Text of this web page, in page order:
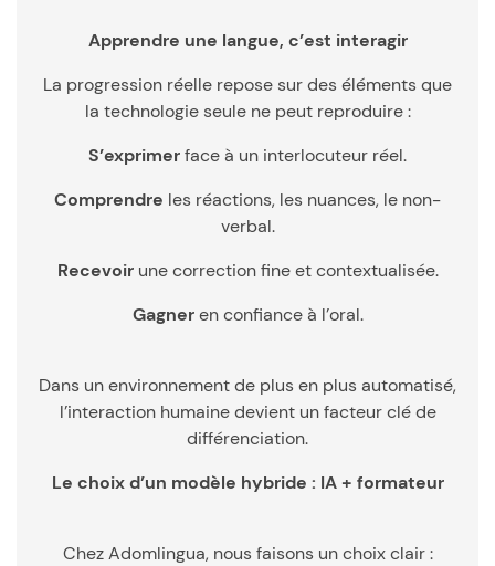
Apprendre une langue, c’est interagir
La progression réelle repose sur des éléments que
la technologie seule ne peut reproduire :
S’exprimerface à un interlocuteur réel.
Comprendre les réactions, les nuances, le non-
verbal.
Recevoirune correction fine et contextualisée.
Gagneren confiance à l’oral.
Dans un environnement de plus en plus automatisé,
l’interaction humaine devient un facteur clé de
différenciation.
Le choix d’un modèle hybride : IA + formateur
Chez Adomlingua, nous faisons un choix clair :